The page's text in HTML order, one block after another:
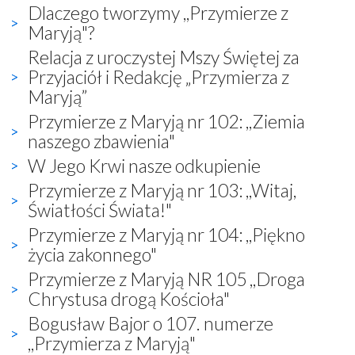
Dlaczego tworzymy ,,Przymierze z
Maryją"?
Relacja z uroczystej Mszy Świętej za
Przyjaciół i Redakcję „Przymierza z
Maryją”
Przymierze z Maryją nr 102: ,,Ziemia
naszego zbawienia"
W Jego Krwi nasze odkupienie
Przymierze z Maryją nr 103: ,,Witaj,
Światłości Świata!"
Przymierze z Maryją nr 104: ,,Piękno
życia zakonnego"
Przymierze z Maryją NR 105 ,,Droga
Chrystusa drogą Kościoła"
Bogusław Bajor o 107. numerze
,,Przymierza z Maryją"